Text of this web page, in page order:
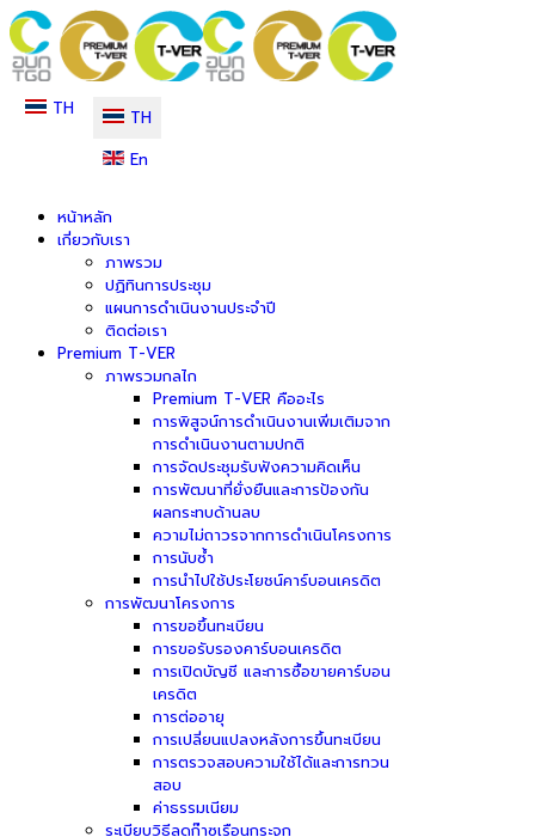
TH
TH
En
หน้าหลัก
เกี่ยวกับเรา
ภาพรวม
ปฏิทินการประชุม
แผนการดำเนินงานประจำปี
ติดต่อเรา
Premium T-VER
ภาพรวมกลไก
Premium T-VER คืออะไร
การพิสูจน์การดำเนินงานเพิ่มเติมจาก
การดำเนินงานตามปกติ
การจัดประชุมรับฟังความคิดเห็น
การพัฒนาที่ยั่งยืนและการป้องกัน
ผลกระทบด้านลบ
ความไม่ถาวรจากการดำเนินโครงการ
การนับซ้ำ
การนำไปใช้ประโยชน์คาร์บอนเครดิต
การพัฒนาโครงการ
การขอขึ้นทะเบียน
การขอรับรองคาร์บอนเครดิต
การเปิดบัญชี และการซื้อขายคาร์บอน
เครดิต
การต่ออายุ
การเปลี่ยนแปลงหลังการขึ้นทะเบียน
การตรวจสอบความใช้ได้และการทวน
สอบ
ค่าธรรมเนียม
ระเบียบวิธีลดก๊าซเรือนกระจก